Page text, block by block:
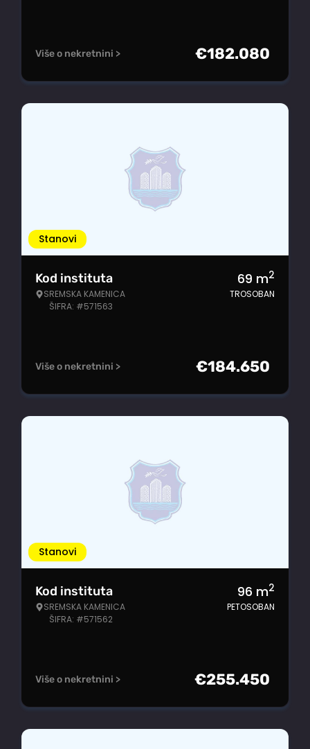
Više o nekretnini > €182.080
Stanovi
Kod instituta
SREMSKA KAMENICA
ŠIFRA: #571563
69 m2
TROSOBAN
Više o nekretnini > €184.650
Stanovi
Kod instituta
SREMSKA KAMENICA
ŠIFRA: #571562
96 m2
PETOSOBAN
Više o nekretnini > €255.450